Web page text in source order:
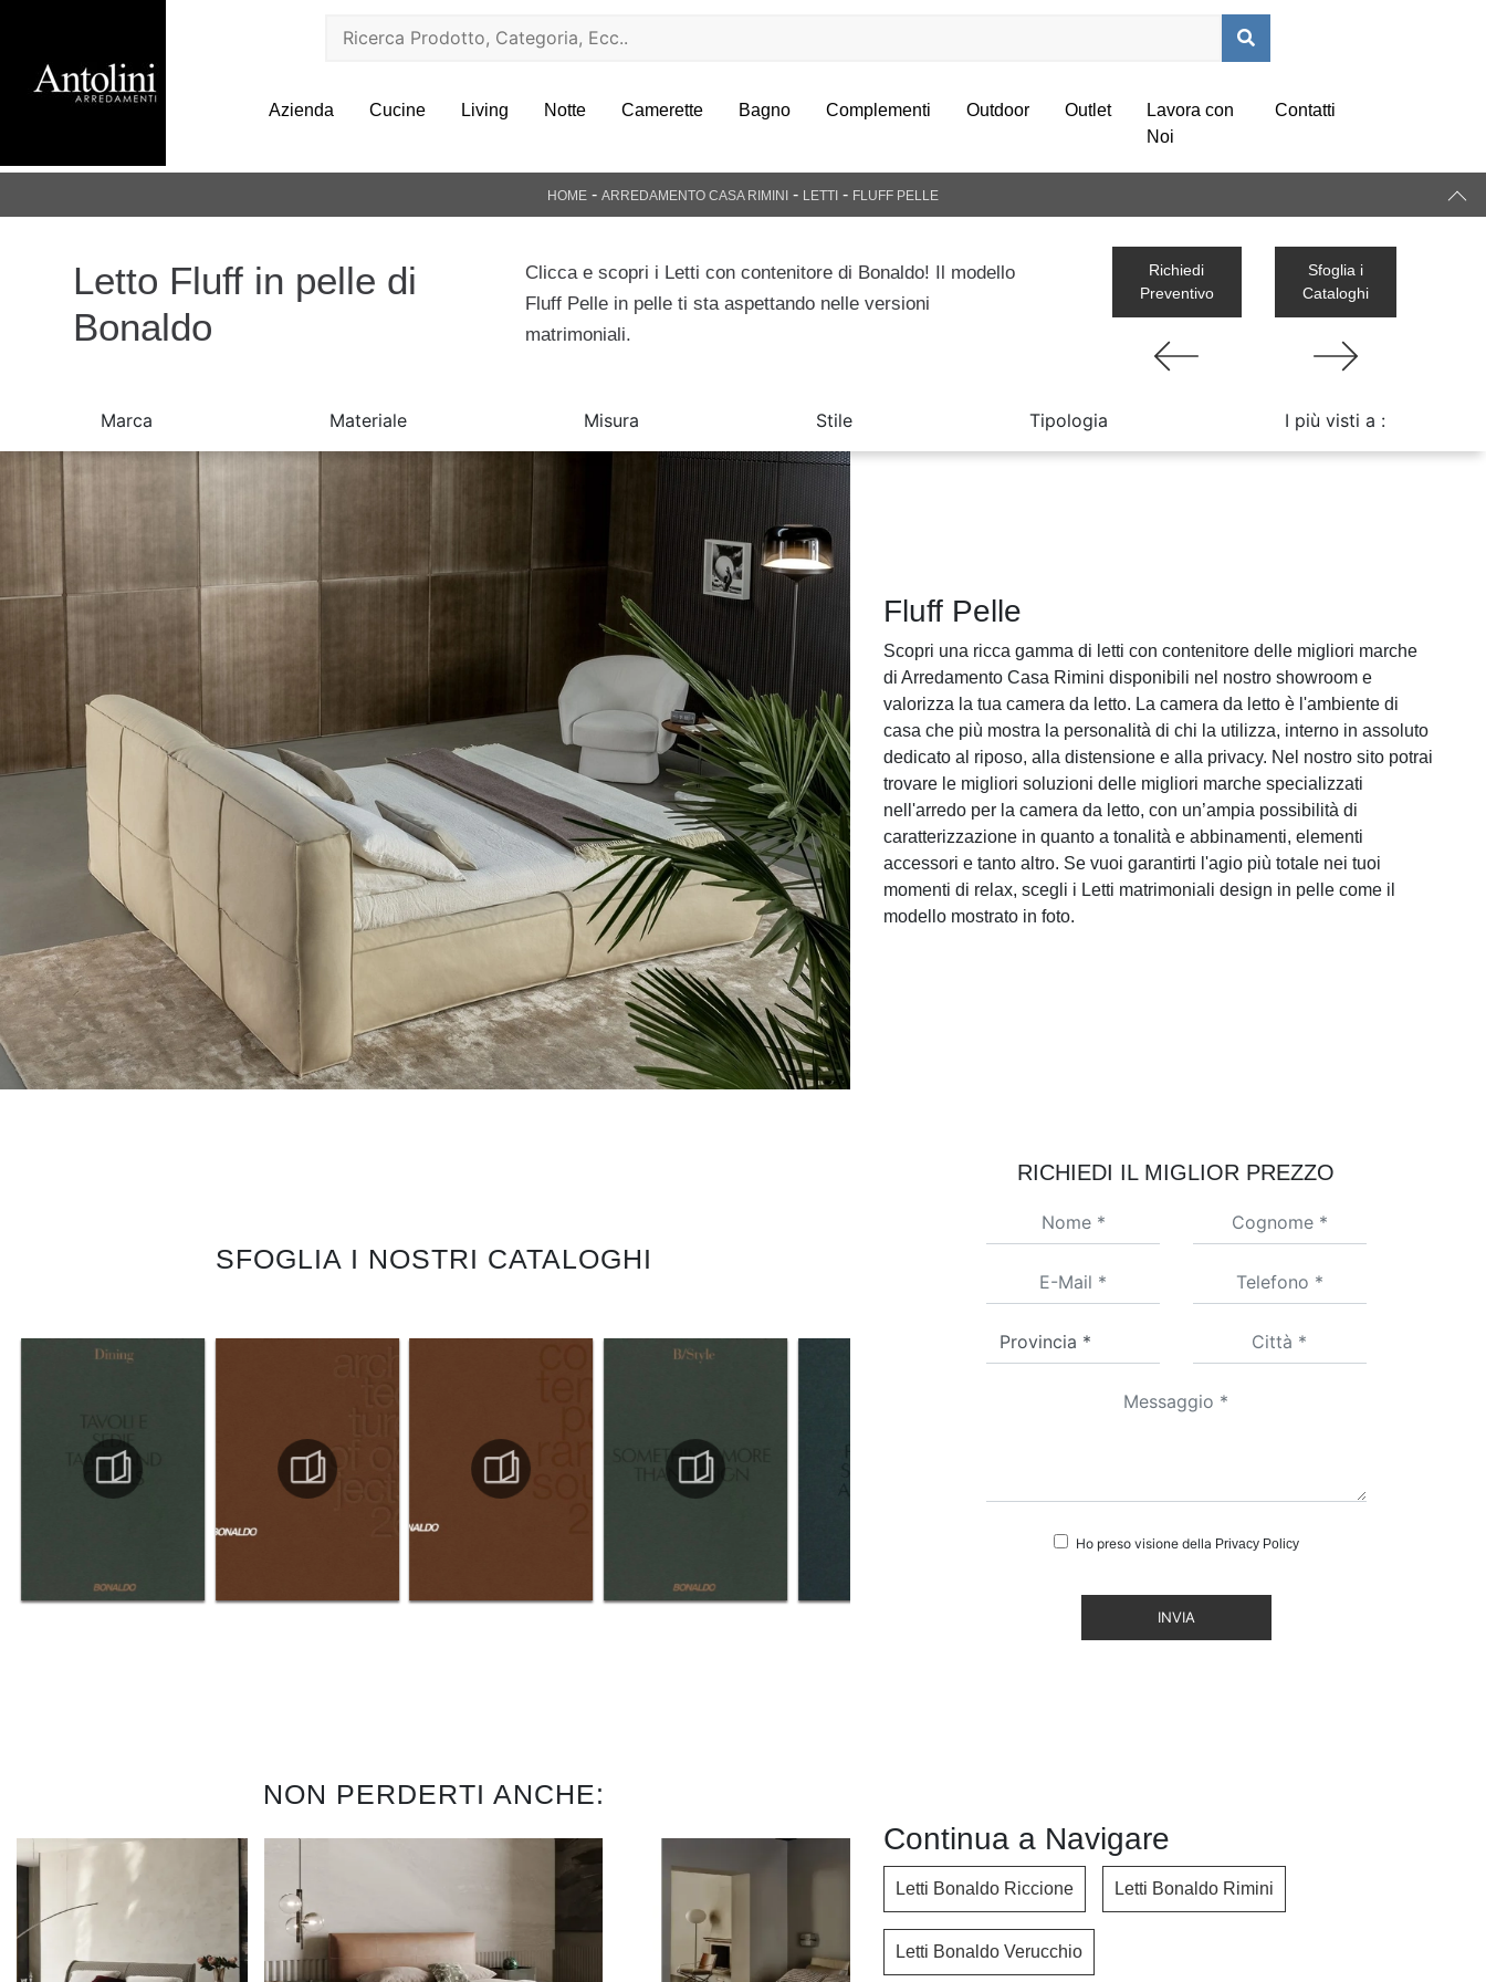
Azienda Cucine Living Notte Camerette Bagno Complementi Outdoor Outlet
Lavora con
Noi
Contatti
HOME - ARREDAMENTO CASA RIMINI - LETTI - FLUFF PELLE
Letto Fluff in pelle di
Bonaldo
Clicca e scopri i Letti con contenitore di Bonaldo! Il modello
Fluff Pelle in pelle ti sta aspettando nelle versioni
matrimoniali.
Richiedi
Preventivo
Sfoglia i
Cataloghi
Marca Materiale Misura Stile Tipologia I più visti a :
Fluff Pelle
Scopri una ricca gamma di letti con contenitore delle migliori marche
di Arredamento Casa Rimini disponibili nel nostro showroom e
valorizza la tua camera da letto. La camera da letto è l'ambiente di
casa che più mostra la personalità di chi la utilizza, interno in assoluto
dedicato al riposo, alla distensione e alla privacy. Nel nostro sito potrai
trovare le migliori soluzioni delle migliori marche specializzati
nell'arredo per la camera da letto, con un’ampia possibilità di
caratterizzazione in quanto a tonalità e abbinamenti, elementi
accessori e tanto altro. Se vuoi garantirti l'agio più totale nei tuoi
momenti di relax, scegli i Letti matrimoniali design in pelle come il
modello mostrato in foto.
SFOGLIA I NOSTRI CATALOGHI
RICHIEDI IL MIGLIOR PREZZO
Ho preso visione della Privacy Policy
INVIA
NON PERDERTI ANCHE:
Continua a Navigare
Letti Bonaldo Riccione Letti Bonaldo Rimini
Letti Bonaldo Verucchio